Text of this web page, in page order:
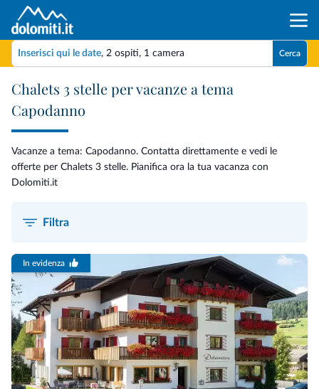
Inserisci qui le date, 2 ospiti, 1 camera Cerca
Chalets 3 stelle per vacanze a tema
Capodanno
Vacanze a tema: Capodanno. Contatta direttamente e vedi le
offerte per Chalets 3 stelle. Pianifica ora la tua vacanza con
Dolomiti.it
Filtra
In evidenza